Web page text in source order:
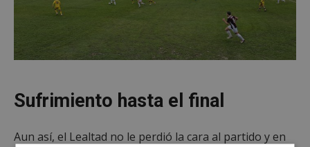
Sufrimiento hasta el final
Aun así, el Lealtad no le perdió la cara al partido y en